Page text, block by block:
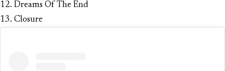
12. Dreams Of The End
13. Closure